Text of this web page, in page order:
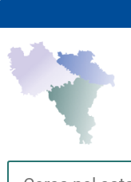
Cerca su "Catalogo"